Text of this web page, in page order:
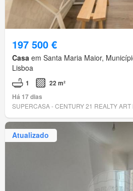
197 500 €
Casa em Santa Maria Maior,
Lisboa
1
22 m²
Há 17 dias
SUPERCASA - CENTURY 21 REALTY ART
Atualizado